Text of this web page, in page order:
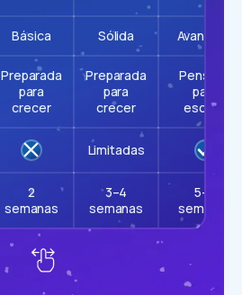
Básica Sólida Avanzada
Preparada
para
crecer
Preparada
para
crecer
Pensada
para
escalar
Limitadas
2
semanas
3–4
semanas
5–8
semanas